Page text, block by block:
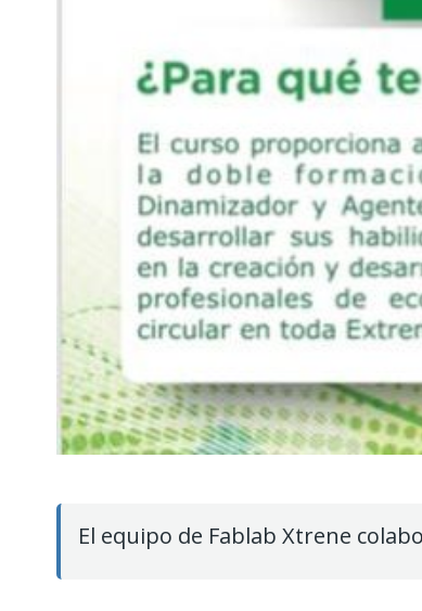
El equipo de Fablab Xtrene